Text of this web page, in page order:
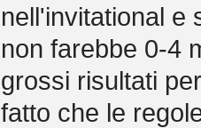
nell'invitational e
non farebbe 0-4
grossi risultati
fatto che le